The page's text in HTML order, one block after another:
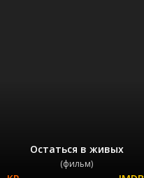
Остаться в живых
(фильм)